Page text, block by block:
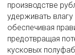
производстве
удерживать
обеспечивая
предотвращая
кусковых